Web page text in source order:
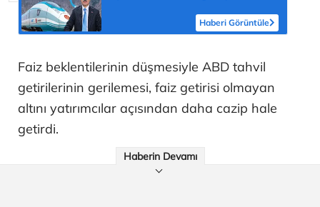
Haberi Görüntüle
Faiz beklentilerinin düşmesiyle ABD tahvil
getirilerinin gerilemesi, faiz getirisi olmayan
altını yatırımcılar açısından daha cazip hale
getirdi.
Haberin Devamı